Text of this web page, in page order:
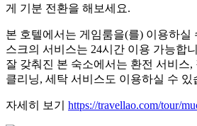
게 기분 전환을 해보세요.
본 호텔에서는 게임룸을(를) 이용하실
스크의 서비스는 24시간 이용 가능합
잘 갖춰진 본 숙소에서는 환전 서비스,
클리닝, 세탁 서비스도 이용하실 수 있
자세히 보기 https://travellao.com/tour/